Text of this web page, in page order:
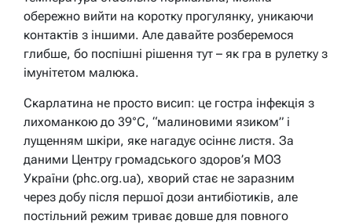
обережно вийти на коротку прогулянку, уникаючи
контактів з іншими. Але давайте розберемося
глибше, бо поспішні рішення тут – як гра в рулетку з
імунітетом малюка.
Скарлатина не просто висип: це гостра інфекція з
лихоманкою до 39°C, “малиновими язиком” і
лущенням шкіри, яке нагадує осіннє листя. За
даними Центру громадського здоров’я МОЗ
України (phc.org.ua), хворий стає не заразним
через добу після першої дози антибіотиків, але
постільний режим триває довше для повного